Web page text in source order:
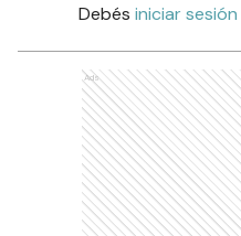
Debés iniciar sesión
Ads